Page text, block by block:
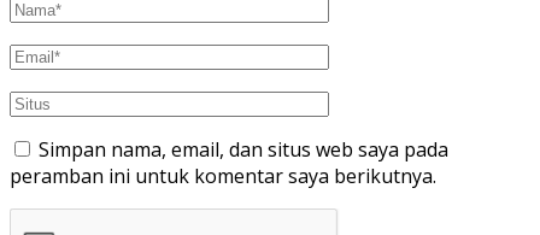
Simpan nama, email, dan situs web saya pada
peramban ini untuk komentar saya berikutnya.